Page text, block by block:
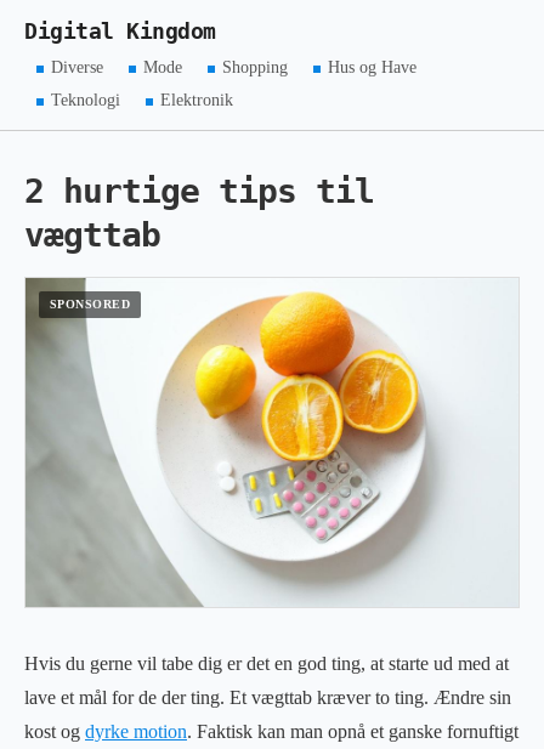
Digital Kingdom
Diverse Mode Shopping
Hus og Have
Teknologi
Elektronik
2 hurtige tips til
vægttab
Hvis du gerne vil tabe dig er det en god ting, at starte ud med at
lave et mål for de der ting. Et vægttab kræver to ting. Ændre sin
kost og dyrke motion. Faktisk kan man opnå et ganske fornuftigt